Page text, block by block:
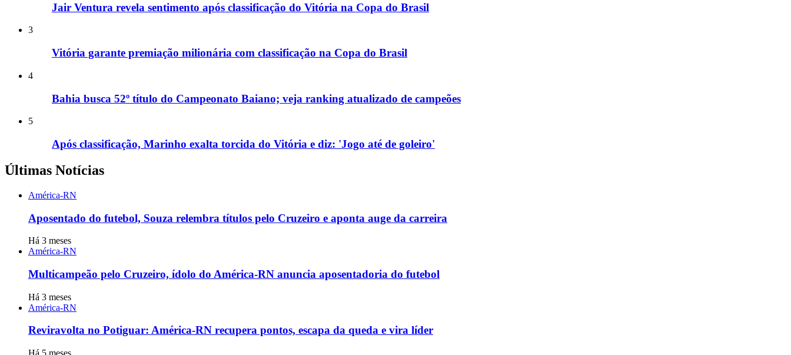
Jair Ventura revela sentimento após classificação do Vitória na Copa do Brasil
3
Vitória garante premiação milionária com classificação na Copa do Brasil
4
Bahia busca 52º título do Campeonato Baiano; veja ranking atualizado de campeões
5
Após classificação, Marinho exalta torcida do Vitória e diz: 'Jogo até de goleiro'
Últimas Notícias
América-RN
Aposentado do futebol, Souza relembra títulos pelo Cruzeiro e aponta auge da carreira
Há 3 meses
América-RN
Multicampeão pelo Cruzeiro, ídolo do América-RN anuncia aposentadoria do futebol
Há 3 meses
América-RN
Reviravolta no Potiguar: América-RN recupera pontos, escapa da queda e vira líder